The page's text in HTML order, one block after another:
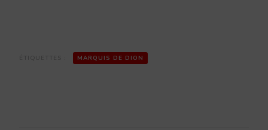
MARQUIS DE DION